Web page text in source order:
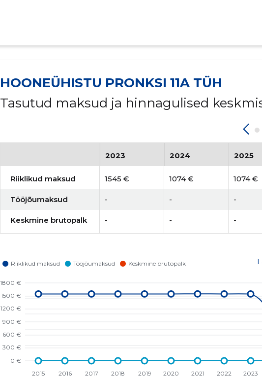
HOONEÜHISTU PRONKSI 11A TÜH
Tasutud maksud ja hinnagulised
2023 2024 2025
Riiklikud maksud 1545 € 1074 € 1074 €
Tööjõumaksud - - -
Keskmine brutopalk - - -